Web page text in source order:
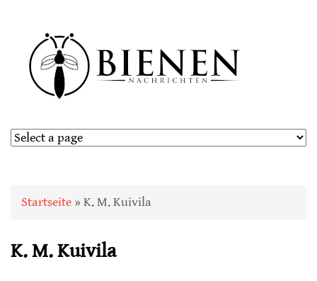
Sie sind hier
Startseite » K. M. Kuivila
K. M. Kuivila